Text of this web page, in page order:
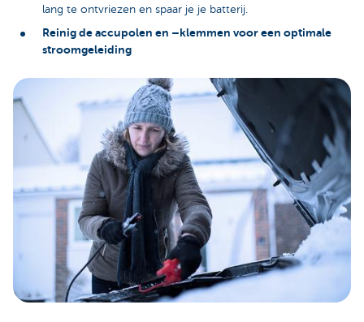
lang te ontvriezen en spaar je je batterij.
Reinig de accupolen en –klemmen voor een optimale
stroomgeleiding